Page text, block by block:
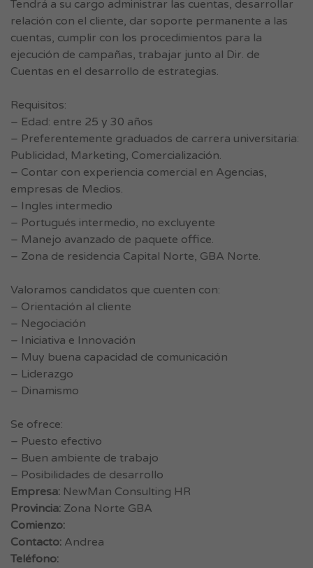
Tendrá a su cargo administrar las cuentas, desarrollar
relación con el cliente, dar soporte permanente a las
cuentas, cumplir con los procedimientos para la
ejecución de campañas, trabajar junto al Dir. de
Cuentas en el desarrollo de estrategias.
Requisitos:
– Edad: entre 25 y 30 años
– Preferentemente graduados de carrera universitaria:
Publicidad, Marketing, Comercialización.
– Contar con experiencia comercial en Agencias,
empresas de Medios.
– Ingles intermedio
– Portugués intermedio, no excluyente
– Manejo avanzado de paquete office.
– Zona de residencia Capital Norte, GBA Norte.
Valoramos candidatos que cuenten con:
– Orientación al cliente
– Negociación
– Iniciativa e Innovación
– Muy buena capacidad de comunicación
– Liderazgo
– Dinamismo
Se ofrece:
– Puesto efectivo
– Buen ambiente de trabajo
– Posibilidades de desarrollo
Empresa: NewMan Consulting HR
Provincia: Zona Norte GBA
Comienzo:
Contacto: Andrea
Teléfono: